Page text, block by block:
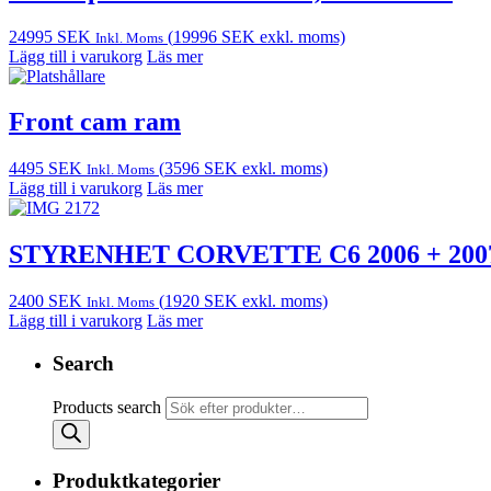
24995 SEK Inkl. Moms (19996 SEK exkl. moms)
Lägg till i varukorg Läs mer
Front cam ram
4495 SEK Inkl. Moms (3596 SEK exkl. moms)
Lägg till i varukorg Läs mer
STYRENHET CORVETTE C6 2006 +
2400 SEK Inkl. Moms (1920 SEK exkl. moms)
Lägg till i varukorg Läs mer
Search
Products search
Produktkategorier